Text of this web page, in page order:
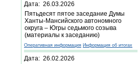
Дата: 26.03.2026
Пятьдесят пятое заседание Думы
Ханты-Мансийского автономного
округа – Югры седьмого созыва
(материалы к заседанию)
Оперативная информация Информация об итогах
Дата: 26.02.2026